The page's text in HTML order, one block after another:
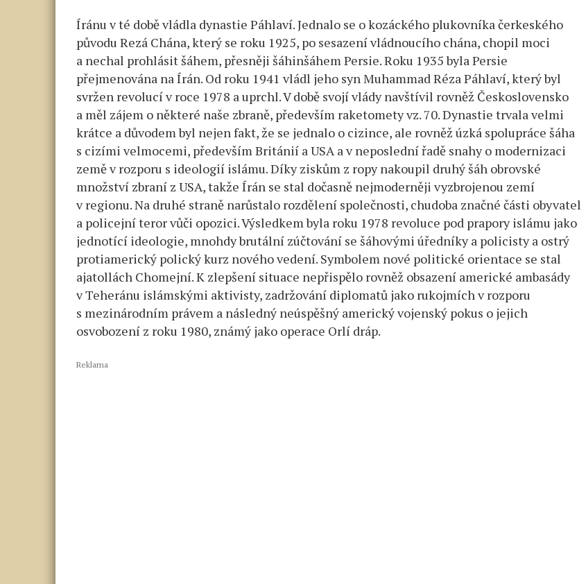
Íránu v té době vládla dynastie Páhlaví. Jednalo se o kozáckého plukovníka čerkeského
původu Rezá Chána, který se roku 1925, po sesazení vládnoucího chána, chopil moci
a nechal prohlásit šáhem, přesněji šáhinšáhem Persie. Roku 1935 byla Persie
přejmenována na Írán. Od roku 1941 vládl jeho syn Muhammad Réza Páhlaví, který byl
svržen revolucí v roce 1978 a uprchl. V době svojí vlády navštívil rovněž Československo
a měl zájem o některé naše zbraně, především raketomety vz. 70. Dynastie trvala velmi
krátce a důvodem byl nejen fakt, že se jednalo o cizince, ale rovněž úzká spolupráce šáha
s cizími velmocemi, především Británií a USA a v neposlední řadě snahy o modernizaci
země v rozporu s ideologií islámu. Díky ziskům z ropy nakoupil druhý šáh obrovské
množství zbraní z USA, takže Írán se stal dočasně nejmoderněji vyzbrojenou zemí
v regionu. Na druhé straně narůstalo rozdělení společnosti, chudoba značné části obyvatel
a policejní teror vůči opozici. Výsledkem byla roku 1978 revoluce pod prapory islámu jako
jednotící ideologie, mnohdy brutální zúčtování se šáhovými úředníky a policisty a ostrý
protiamerický polický kurz nového vedení. Symbolem nové politické orientace se stal
ajatollách Chomejní. K zlepšení situace nepřispělo rovněž obsazení americké ambasády
v Teheránu islámskými aktivisty, zadržování diplomatů jako rukojmích v rozporu
s mezinárodním právem a následný neúspěšný americký vojenský pokus o jejich
osvobození z roku 1980, známý jako operace Orlí dráp.
Reklama